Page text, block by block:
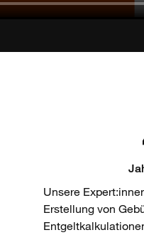
Unsere
Erstellung von